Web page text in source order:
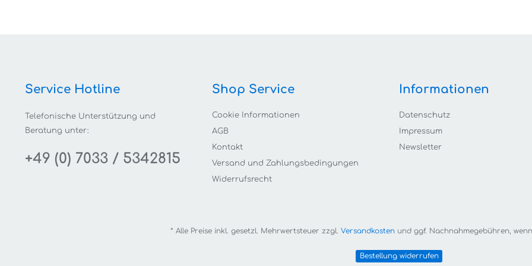
Service Hotline
Telefonische Unterstützung und
Beratung unter:
+49 (0) 7033 / 5342815
Shop Service
Cookie Informationen
AGB
Kontakt
Versand und Zahlungsbedingungen
Widerrufsrecht
Informationen
Datenschutz
Impressum
Newsletter
* Alle Preise inkl. gesetzl. Mehrwertsteuer zzgl. Versandkostenund ggf. Nachnahmegebühren,
Bestellung widerrufen